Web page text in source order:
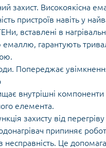
захист. Високоякісна
пристроїв навіть у
вставлені в
емаллю, гарантують
Попереджає
внутрішні
елемента.
захисту від
припиняє
Це